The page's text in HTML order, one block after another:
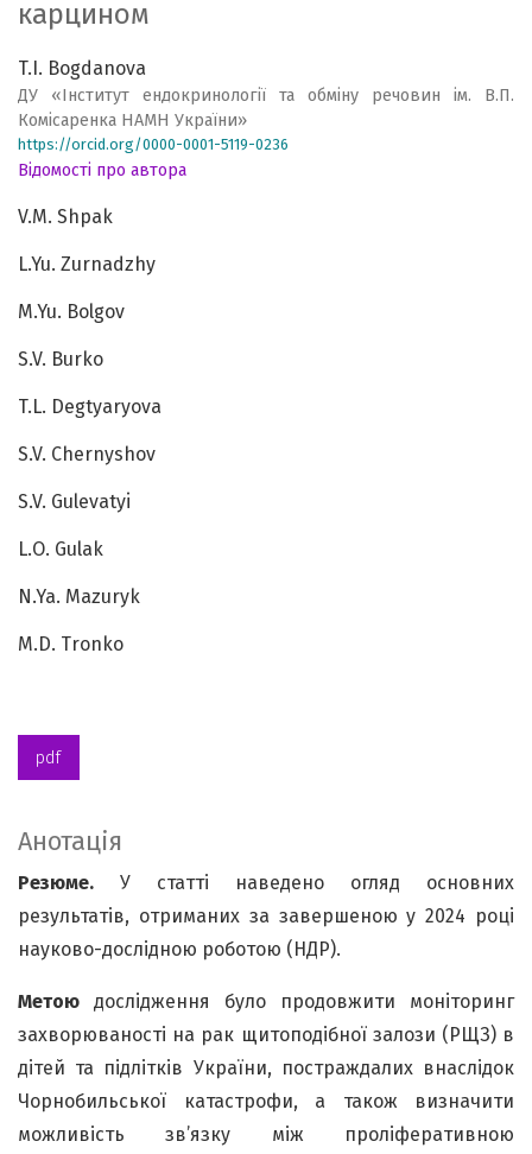
карцином
T.I. Bogdanova
ДУ «Інститут ендокринології та обміну речовин ім. В.П.
Комісаренка НАМН України»
https://orcid.org/0000-0001-5119-0236
Відомості про автора
V.M. Shpak
L.Yu. Zurnadzhy
M.Yu. Bolgov
S.V. Burko
T.L. Degtyaryova
S.V. Chernyshov
S.V. Gulevatyi
L.O. Gulak
N.Ya. Mazuryk
M.D. Tronko
pdf
Анотація
Резюме. У статті наведено огляд основних
результатів, отриманих за завершеною у 2024 році
науково-дослідною роботою (НДР).
Метою дослідження було продовжити моніторинг
захворюваності на рак щитоподібної залози (РЩЗ) в
дітей та підлітків України, постраждалих внаслідок
Чорнобильської катастрофи, а також визначити
можливість зв’язку між проліферативною